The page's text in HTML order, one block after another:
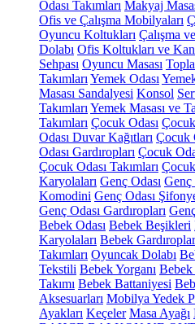
Odası Takımları Makyaj
Ofis ve Çalışma Mobilyaları
Oyuncu Koltukları Çalışma
Dolabı Ofis Koltukları ve
Sehpası Oyuncu Masası
Takımları Yemek Odası
Masası Sandalyesi Konsol
Takımları Yemek Masası ve
Takımları Çocuk Odası
Odası Duvar Kağıtları Çocuk
Odası Gardıropları Çocuk
Çocuk Odası Takımları
Karyolaları Genç Odası Genç
Komodini Genç Odası
Genç Odası Gardıropları
Bebek Odası Bebek Beşikleri
Karyolaları Bebek
Takımları Oyuncak Dolabı
Tekstili Bebek Yorganı Bebek
Takımı Bebek Battaniyesi
Aksesuarları Mobilya Yedek
Ayakları Keçeler Masa Ayağı